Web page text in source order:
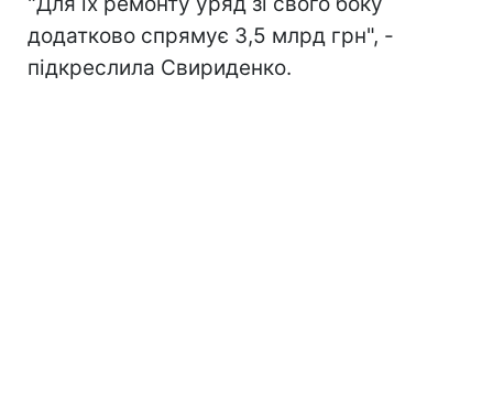
додатково спрямує 3,5 млрд грн", -
підкреслила Свириденко.